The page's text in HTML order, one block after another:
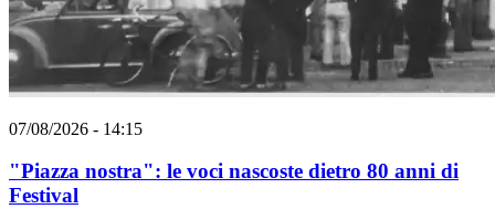
07/08/2026 - 14:15
"Piazza nostra": le voci nascoste dietro 80 anni di
Festival